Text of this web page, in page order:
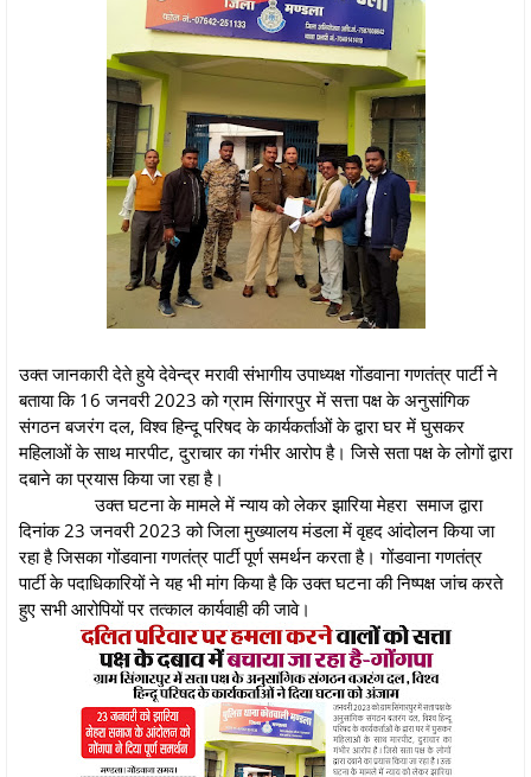
उक्त जानकारी देते हुये देवेन्द्र मरावी संभागीय उपाध्यक्ष गोंडवाना गणतंत्र पार्टी ने
बताया कि 16 जनवरी 2023 को ग्राम सिंगारपुर में सत्ता पक्ष के अनुसांगिक
संगठन बजरंग दल, विश्व हिन्दू परिषद के कार्यकर्ताओं के द्वारा घर में घुसकर
महिलाओं के साथ मारपीट, दुराचार का गंभीर आरोप है। जिसे सता पक्ष के लोगों द्वारा
दबाने का प्रयास किया जा रहा है।
उक्त घटना के मामले में न्याय को लेकर झारिया मेहरा समाज द्वारा
दिनांक 23 जनवरी 2023 को जिला मुख्यालय मंडला में वृहद आंदोलन किया जा
रहा है जिसका गोंडवाना गणतंत्र पार्टी पूर्ण समर्थन करता है। गोंडवाना गणतंत्र
पार्टी के पदाधिकारियों ने यह भी मांग किया है कि उक्त घटना की निष्पक्ष जांच करते
हुए सभी आरोपियों पर तत्काल कार्यवाही की जावे।